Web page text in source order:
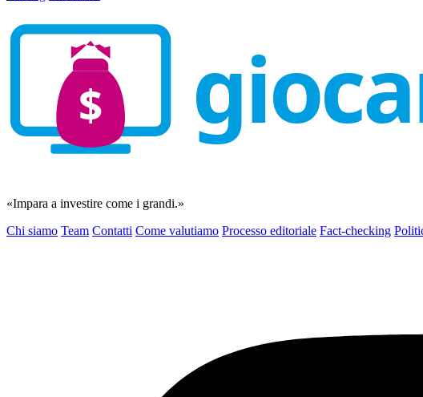
$
«Impara a investire come i grandi.»
Chi siamo Team Contatti Come valutiamo Processo editoriale Fact-checking